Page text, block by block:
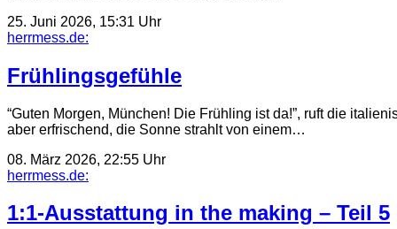
25. Juni 2026, 15:31 Uhr
herrmess.de:
Frühlingsgefühle
“Guten Morgen, München! Die Frühling ist da!”, ruft die
aber erfrischend, die Sonne strahlt von einem…
08. März 2026, 22:55 Uhr
herrmess.de:
1:1-Ausstattung in the making – Teil 5